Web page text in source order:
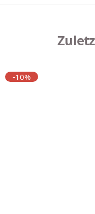
-10%